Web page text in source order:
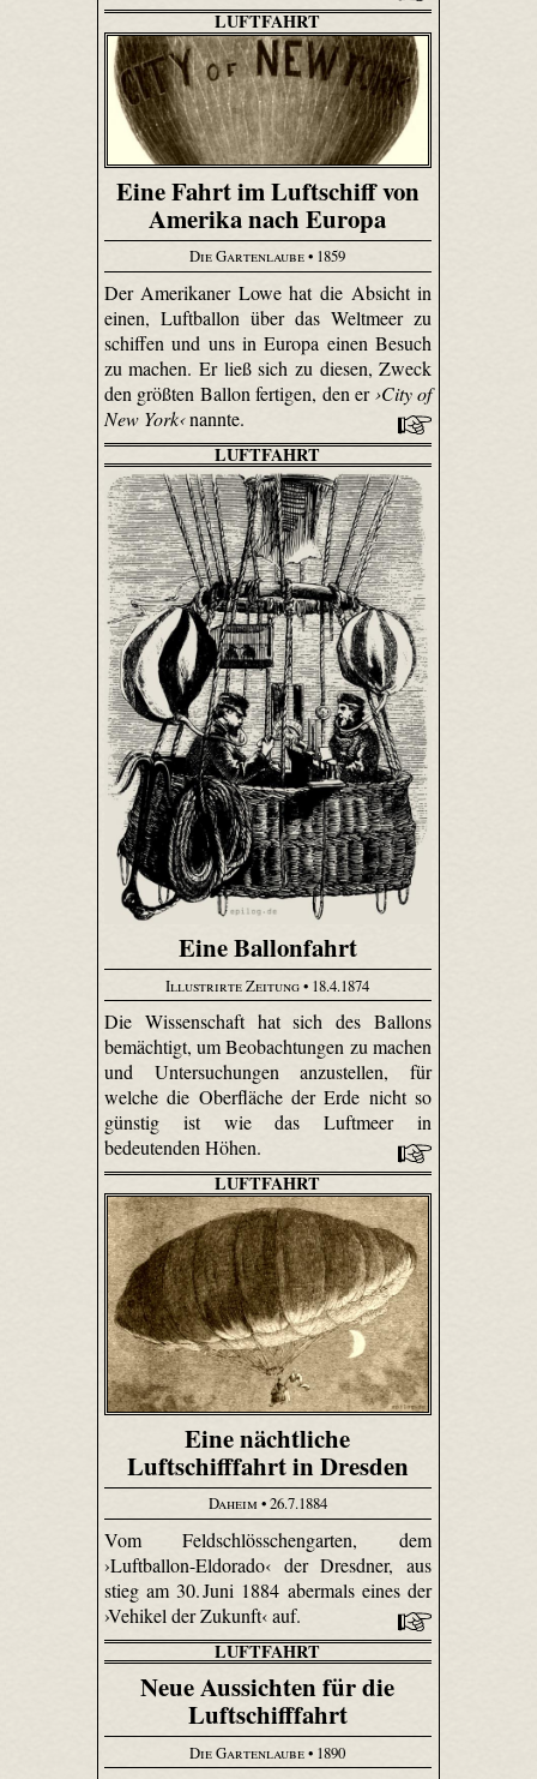
LUFTFAHRT
Eine Fahrt im Luftschiff von
Amerika nach Europa
Die Gartenlaube• 1859
Der Amerikaner Lowe hat die Absicht in
einen, Luftballon über das Weltmeer zu
schiffen und uns in Europa einen Besuch
zu machen. Er ließ sich zu diesen, Zweck
den größten Ballon fertigen, den er›City of
New York‹nannte.
LUFTFAHRT
Eine Ballonfahrt
Illustrirte Zeitung• 18.4.1874
Die Wissenschaft hat sich des Ballons
bemächtigt, um Beobachtungen zu machen
und Untersuchungen anzustellen, für
welche die Oberfläche der Erde nicht so
günstig ist wie das Luftmeer in
bedeutenden Höhen.
LUFTFAHRT
Eine nächtliche
Luftschifffahrt in Dresden
Daheim • 26.7.1884
Vom Feld­schlösschen­garten, dem
›Luftballon-Eldorado‹ der Dresdner, aus
stieg am 30. Juni 1884 abermals eines der
›Vehikel der Zukunft‹ auf.
LUFTFAHRT
Neue Aussichten für die
Luftschifffahrt
Die Gartenlaube• 1890